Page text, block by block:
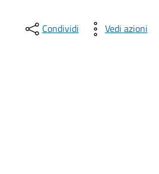
Condividi Vedi azioni